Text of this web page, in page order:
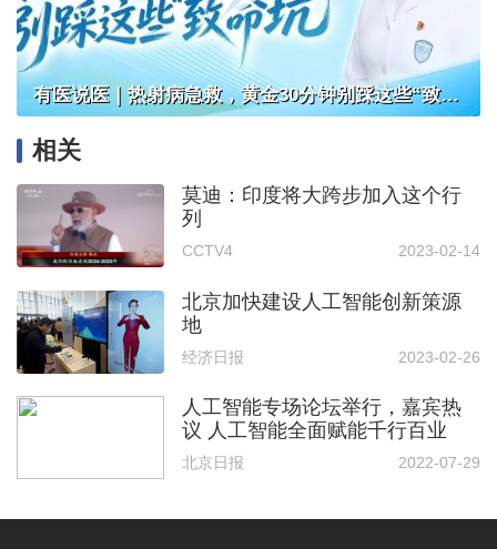
有医说医｜热射病急救，黄金30分钟别踩这些“致命坑”
相关
莫迪：印度将大跨步加入这个行
列
CCTV4 2023-02-14
北京加快建设人工智能创新策源
地
经济日报 2023-02-26
人工智能专场论坛举行，嘉宾热
议 人工智能全面赋能千行百业
北京日报 2022-07-29